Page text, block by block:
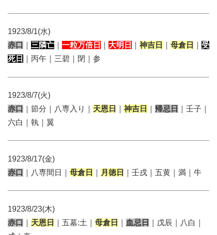
1923/8/1(水)
赤口
三隣亡 一粒万倍日 大明日 神吉日 母倉日
受
死日
｜丙午｜三碧｜閉｜参
1923/8/7(火)
赤口
｜節分｜八専入り｜ 天恩日 神吉日 帰忌日
｜壬子｜
六白｜執｜翼
1923/8/17(金)
赤口
｜八専間日｜ 母倉日 月徳日 ｜壬戌｜五黄｜満｜牛
1923/8/23(木)
赤口
天恩日 ｜五墓:土｜ 母倉日 血忌日
｜戊辰｜八白｜